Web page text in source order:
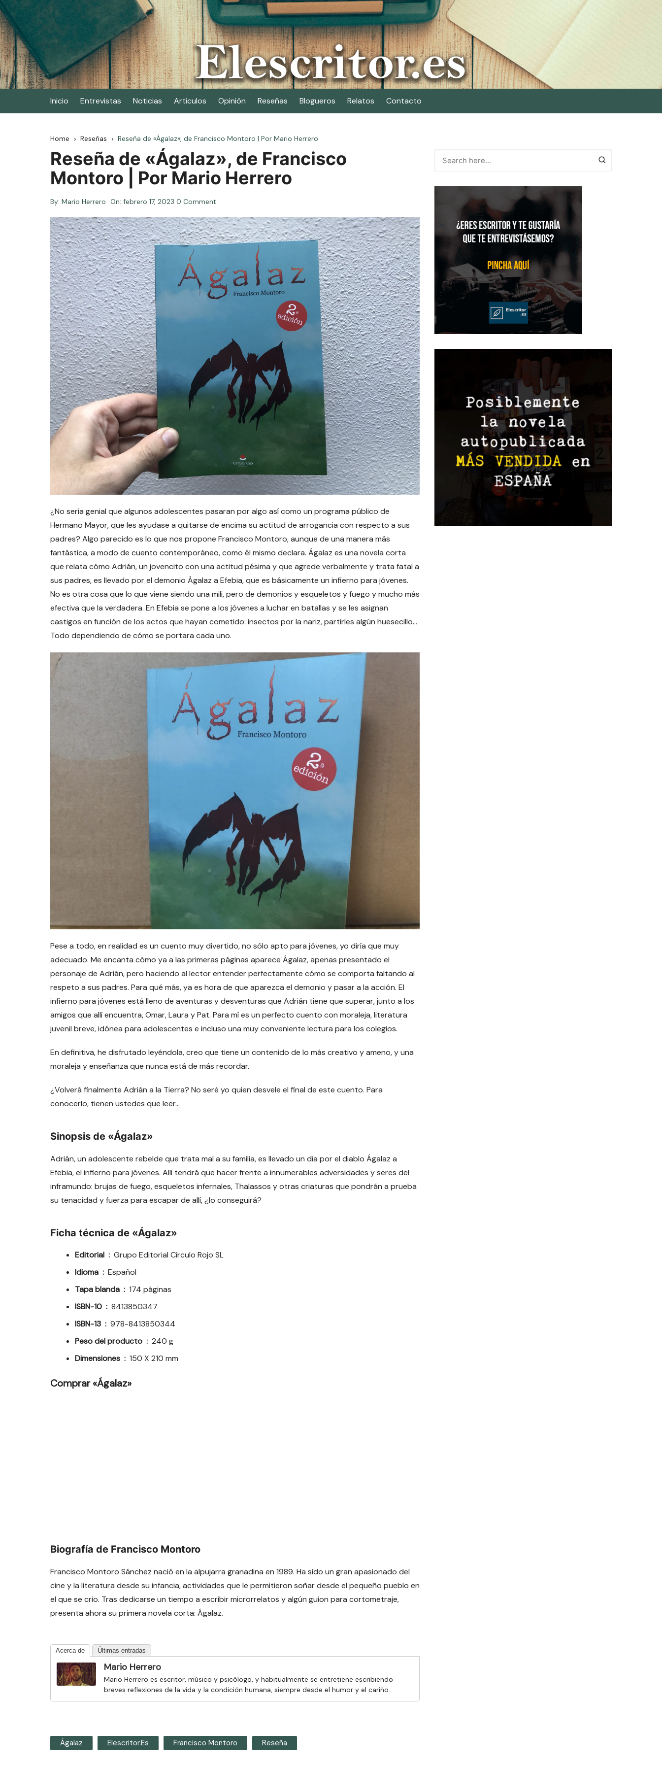
Skip
to
content
Elescritor.es
El periódico digital de los escritores
Inicio Entrevistas Noticias Artículos Opinión Reseñas Blogueros Relatos Contacto
Home Reseñas Reseña de «Ágalaz», de Francisco Montoro | Por Mario Herrero
Reseña de «Ágalaz», de Francisco
Montoro | Por Mario Herrero
By: Mario Herrero On: febrero 17, 2023 0 Comment
¿No sería genial que algunos adolescentes pasaran por algo así como un programa público de
Hermano Mayor, que les ayudase a quitarse de encima su actitud de arrogancia con respecto a sus
padres? Algo parecido es lo que nos propone Francisco Montoro, aunque de una manera más
fantástica, a modo de cuento contemporáneo, como él mismo declara. Ágalaz es una novela corta
que relata cómo Adrián, un jovencito con una actitud pésima y que agrede verbalmente y trata fatal a
sus padres, es llevado por el demonio Ágalaz a Efebia, que es básicamente un infierno para jóvenes.
No es otra cosa que lo que viene siendo una mili, pero de demonios y esqueletos y fuego y mucho más
efectiva que la verdadera. En Efebia se pone a los jóvenes a luchar en batallas y se les asignan
castigos en función de los actos que hayan cometido: insectos por la nariz, partirles algún huesecillo…
Todo dependiendo de cómo se portara cada uno.
Pese a todo, en realidad es un cuento muy divertido, no sólo apto para jóvenes, yo diría que muy
adecuado. Me encanta cómo ya a las primeras páginas aparece Ágalaz, apenas presentado el
personaje de Adrián, pero haciendo al lector entender perfectamente cómo se comporta faltando al
respeto a sus padres. Para qué más, ya es hora de que aparezca el demonio y pasar a la acción. El
infierno para jóvenes está lleno de aventuras y desventuras que Adrián tiene que superar, junto a los
amigos que allí encuentra, Omar, Laura y Pat. Para mí es un perfecto cuento con moraleja, literatura
juvenil breve, idónea para adolescentes e incluso una muy conveniente lectura para los colegios.
En definitiva, he disfrutado leyéndola, creo que tiene un contenido de lo más creativo y ameno, y una
moraleja y enseñanza que nunca está de más recordar.
¿Volverá finalmente Adrián a la Tierra? No seré yo quien desvele el final de este cuento. Para
conocerlo, tienen ustedes que leer…
Sinopsis de «Ágalaz»
Adrián, un adolescente rebelde que trata mal a su familia, es llevado un día por el diablo Ágalaz a
Efebia, el infierno para jóvenes. Allí tendrá que hacer frente a innumerables adversidades y seres del
inframundo: brujas de fuego, esqueletos infernales, Thalassos y otras criaturas que pondrán a prueba
su tenacidad y fuerza para escapar de allí, ¿lo conseguirá?
Ficha técnica de «Ágalaz»
Editorial ‏ : ‎ Grupo Editorial Círculo Rojo SL
Idioma ‏ : ‎ Español
Tapa blanda ‏ : ‎ 174 páginas
ISBN-10 ‏ : ‎ 8413850347
ISBN-13 ‏ : ‎ 978-8413850344
Peso del producto ‏ : ‎ 240 g
Dimensiones ‏ : ‎ 150 X 210 mm
Comprar «Ágalaz»
Biografía de Francisco Montoro
Francisco Montoro Sánchez nació en la alpujarra granadina en 1989. Ha sido un gran apasionado del
cine y la literatura desde su infancia, actividades que le permitieron soñar desde el pequeño pueblo en
el que se crio. Tras dedicarse un tiempo a escribir microrrelatos y algún guion para cortometraje,
presenta ahora su primera novela corta: Ágalaz.
Acerca de Últimas entradas
Mario Herrero
Mario Herrero es escritor, músico y psicólogo, y habitualmente se entretiene escribiendo
breves reflexiones de la vida y la condición humana, siempre desde el humor y el cariño.
Ágalaz Elescritor.es Francisco Montoro Reseña